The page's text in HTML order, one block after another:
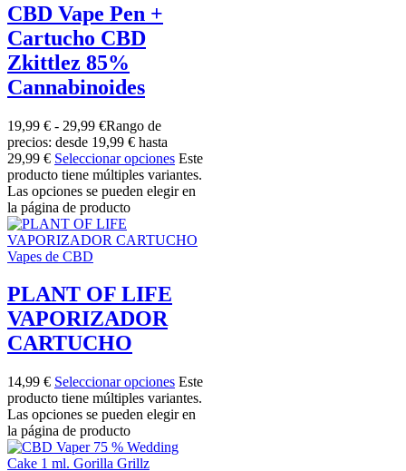
CBD Vape Pen +
Cartucho CBD
Zkittlez 85%
Cannabinoides
19,99 € - 29,99 €Rango de
precios: desde 19,99 € hasta
29,99 € Seleccionar opciones Este
producto tiene múltiples variantes.
Las opciones se pueden elegir en
la página de producto
Vapes de CBD
PLANT OF LIFE
VAPORIZADOR
CARTUCHO
14,99 € Seleccionar opciones Este
producto tiene múltiples variantes.
Las opciones se pueden elegir en
la página de producto